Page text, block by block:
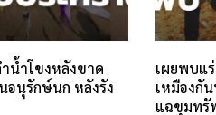
น้ำโขงหลังขาด
นุรักษ์นก หลังรัง
เผยพบแ
เหมืองกั
แฉขุมทรั